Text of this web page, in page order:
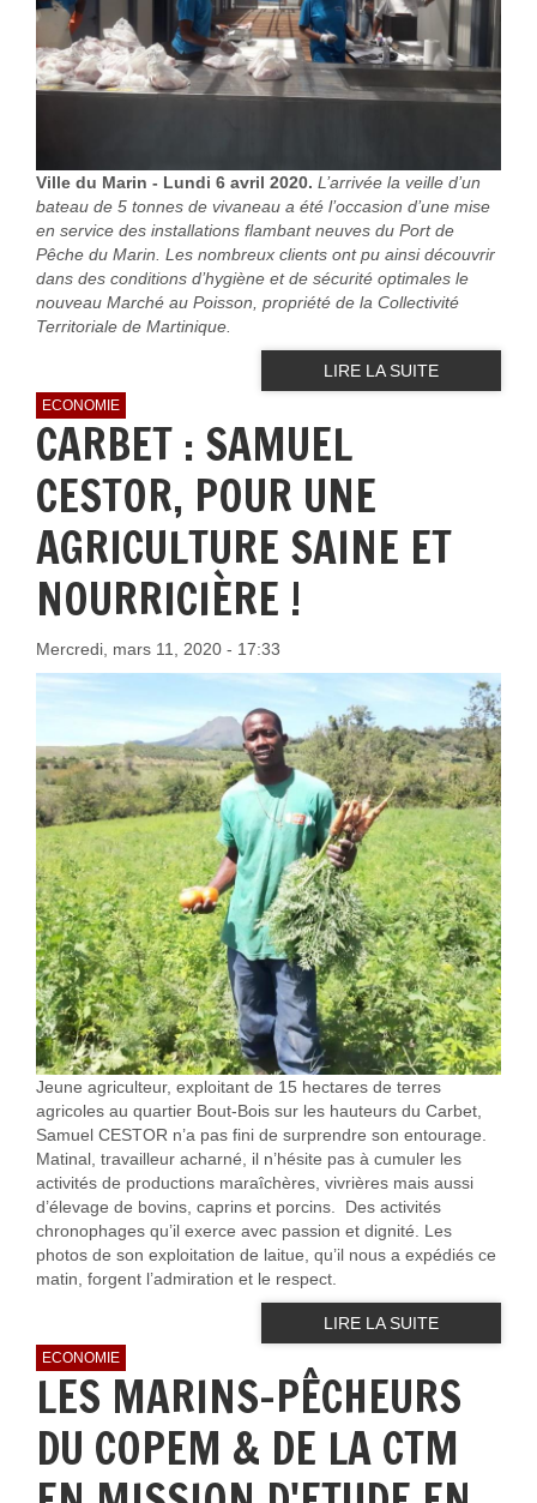
Ville du Marin - Lundi 6 avril 2020. L’arrivée la veille d’un
bateau de 5 tonnes de vivaneau a été l’occasion d’une mise
en service des installations flambant neuves du Port de
Pêche du Marin. Les nombreux clients ont pu ainsi découvrir
dans des conditions d’hygiène et de sécurité optimales le
nouveau Marché au Poisson, propriété de la Collectivité
Territoriale de Martinique.
LIRE LA SUITE
ECONOMIE
CARBET : SAMUEL
CESTOR, POUR UNE
AGRICULTURE SAINE ET
NOURRICIÈRE !
Mercredi, mars 11, 2020 - 17:33
Jeune agriculteur, exploitant de 15 hectares de terres
agricoles au quartier Bout-Bois sur les hauteurs du Carbet,
Samuel CESTOR n’a pas fini de surprendre son entourage.
Matinal, travailleur acharné, il n’hésite pas à cumuler les
activités de productions maraîchères, vivrières mais aussi
d’élevage de bovins, caprins et porcins. Des activités
chronophages qu’il exerce avec passion et dignité. Les
photos de son exploitation de laitue, qu’il nous a expédiés ce
matin, forgent l’admiration et le respect.
LIRE LA SUITE
ECONOMIE
LES MARINS-PÊCHEURS
DU COPEM & DE LA CTM